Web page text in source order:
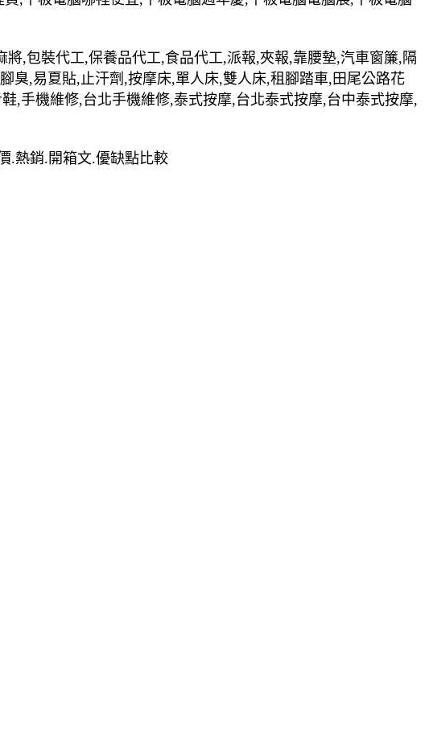
,包裝代工,保養品代工,食品代工,派報,夾報,靠腰墊,汽車窗簾,隔
臭,易夏貼,止汗劑,按摩床,單人床,雙人床,租腳踏車,田尾公路花
,手機維修,台北手機維修,泰式按摩,台北泰式按摩,台中泰式按摩,
.熱銷.開箱文.優缺點比較